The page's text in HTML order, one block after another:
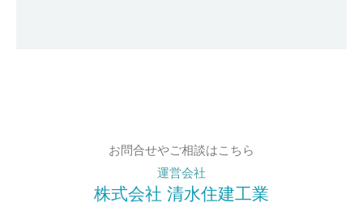
お問合せやご相談はこちら
運営会社
株式会社 清水住建工業